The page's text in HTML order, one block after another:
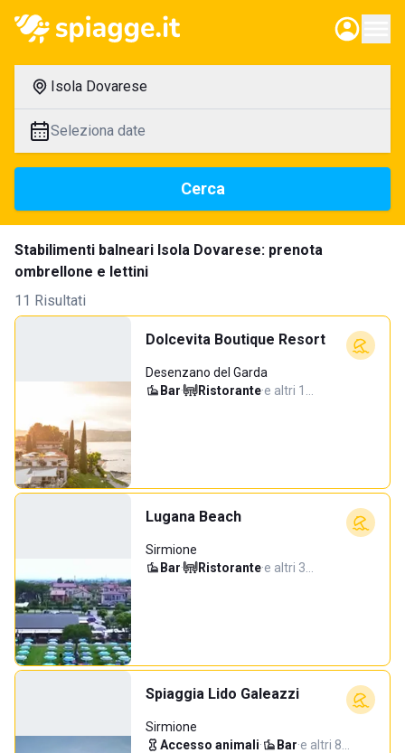
Isola Dovarese
Seleziona date
Cerca
Stabilimenti balneari Isola Dovarese: prenota
ombrellone e lettini
11 Risultati
Dolcevita Boutique Resort
Desenzano del Garda
Bar· Ristorante·e altri 1…
Lugana Beach
Sirmione
Bar· Ristorante·e altri 3…
Spiaggia Lido Galeazzi
Sirmione
Accesso animali· Bar·e altri 8…